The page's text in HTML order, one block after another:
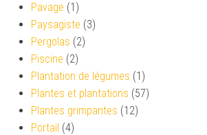
Pavage (1)
Paysagiste (3)
Pergolas (2)
Piscine (2)
Plantation de légumes (1)
Plantes et plantations (57)
Plantes grimpantes (12)
Portail (4)